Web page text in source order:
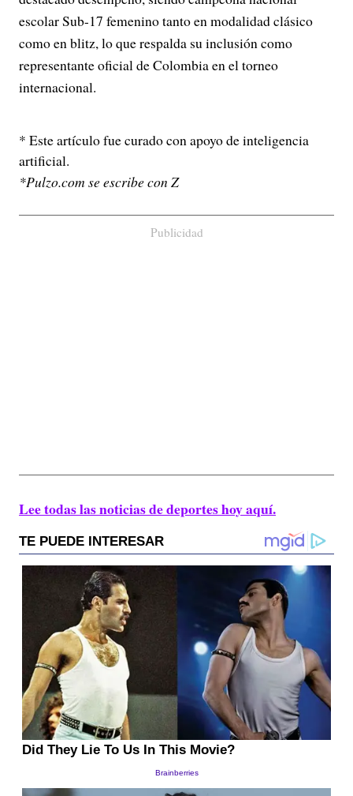
escolar Sub-17 femenino tanto en modalidad clásico
como en blitz, lo que respalda su inclusión como
representante oficial de Colombia en el torneo
internacional.
* Este artículo fue curado con apoyo de inteligencia
artificial.
*Pulzo.com se escribe con Z
Publicidad
Lee todas las noticias de deportes hoy aquí.